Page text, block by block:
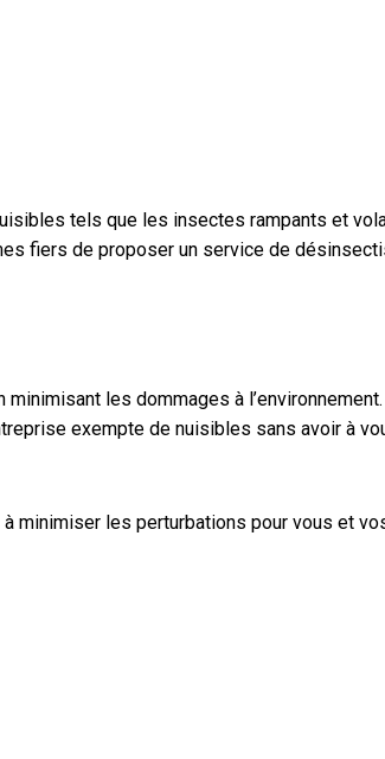
tels que les insectes rampants et
fiers de proposer un service de
les dommages à
exempte de nuisibles sans avoir à
les perturbations pour vous et